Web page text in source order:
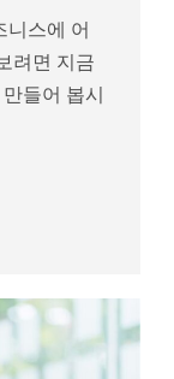
니스에 어
려면 지금
들어 봅시